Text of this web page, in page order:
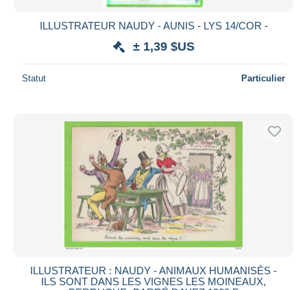
ILLUSTRATEUR NAUDY - AUNIS - LYS 14/COR -
± 1,39 $US
Statut Particulier
ILLUSTRATEUR : NAUDY - ANIMAUX HUMANISÉS -
ILS SONT DANS LES VIGNES LES MOINEAUX,